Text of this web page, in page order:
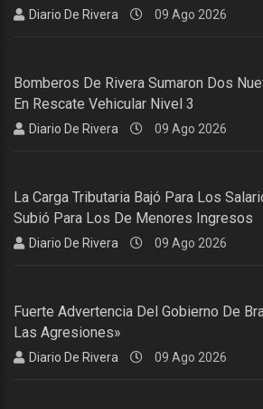
Diario De Rivera 09 Ago 2026
Bomberos De Rivera Sumaron Dos
En Rescate Vehicular Nivel 3
Diario De Rivera 09 Ago 2026
La Carga Tributaria Bajó Para Los
Subió Para Los De Menores Ingresos
Diario De Rivera 09 Ago 2026
Fuerte Advertencia Del Gobierno De
Las Agresiones»
Diario De Rivera 09 Ago 2026